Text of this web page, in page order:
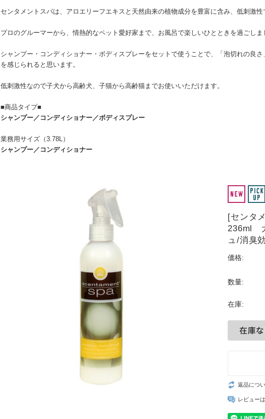
センタメントスパは、アロエリーフエキスと天然由来の植物成分を豊富に含み、低刺激性
プロのグルーマーから、情熱的なペット愛好家まで、お風呂で楽しいひとときを過ごしま
シャンプー・コンディショナー・ボディスプレーをセットで使うことで、「泡切れの良
を感じられると思います。
低刺激性なので子犬から高齢犬、子猫から高齢猫までお使いいただけます。
■商品タイプ■
シャンプー／ コンディショナー／ボディスプレー
業務用サイズ（3.78L）
シャンプー／ コンディショナー
[センタ
236ml
ュ/消臭
価格:
数量:
在庫:
返品につ
レビュー